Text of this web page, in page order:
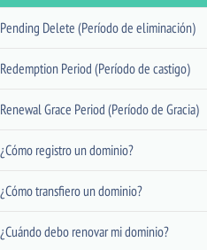
Pending Delete (Período de eliminación)
Redemption Period (Período de castigo)
Renewal Grace Period (Período de Gracia)
¿Cómo registro un dominio?
¿Cómo transfiero un dominio?
¿Cuándo debo renovar mi dominio?